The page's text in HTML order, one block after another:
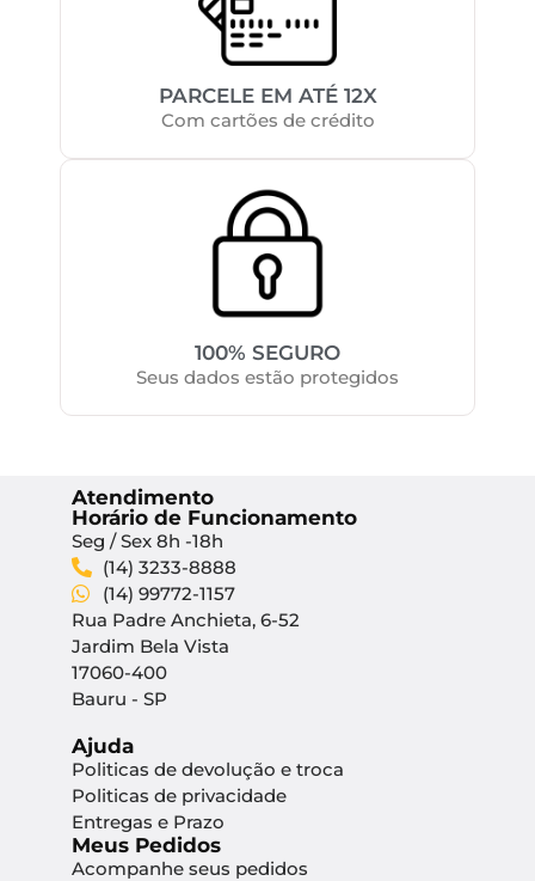
PARCELE EM ATÉ 12X
Com cartões de crédito
100% SEGURO
Seus dados estão protegidos
Atendimento
Horário de Funcionamento
Seg / Sex 8h -18h
(14) 3233-8888
(14) 99772-1157
Rua Padre Anchieta, 6-52
Jardim Bela Vista
17060-400
Bauru - SP
Ajuda
Politicas de devolução e troca
Politicas de privacidade
Entregas e Prazo
Meus Pedidos
Acompanhe seus pedidos